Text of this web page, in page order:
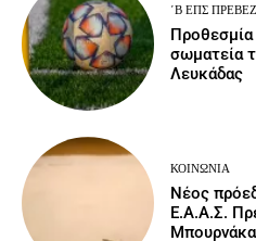
΄Β ΕΠΣ
σωματεία
Λευκάδας
ΚΟΙΝΩΝΙΑ
Νέος
Ε.Α.Α.Σ.